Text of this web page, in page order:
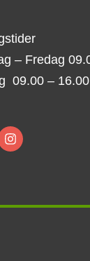
– Fredag
09.00 – 16.00